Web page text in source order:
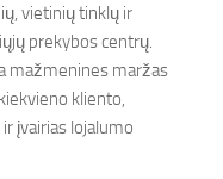
vietinių tinklų ir
prekybos centrų.
mažmenines maržas
kliento,
įvairias lojalumo